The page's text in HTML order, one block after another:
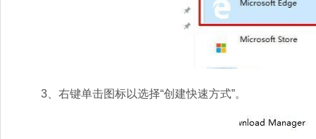
3、右键单击图标以选择“创建快速方式”。